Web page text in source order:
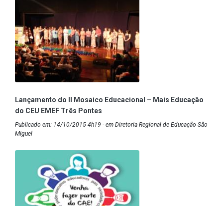
Lançamento do II Mosaico Educacional – Mais Educação
do CEU EMEF Três Pontes
Publicado em: 14/10/2015 4h19 - em Diretoria Regional de Educação São
Miguel